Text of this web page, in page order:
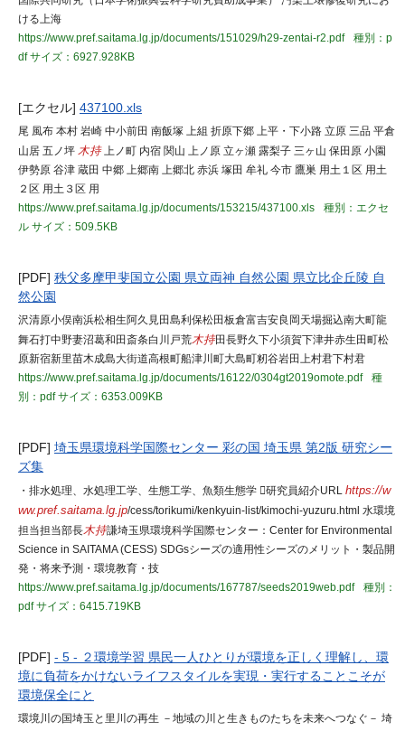
ける上海
https://www.pref.saitama.lg.jp/documents/151029/h29-zentai-r2.pdf
種別：p
dfサイズ：6927.928KB
[エクセル] 437100.xls
尾 風布 本村 岩崎 中小前田 南飯塚 上組 折原下郷 上平・下小路 立原 三品 平倉
山居 五ノ坪 木持上ノ町 内宿 関山 上ノ原 立ヶ瀬 露梨子 三ヶ山 保田原 小園
伊勢原 谷津 蔵田 中郷 上郷南 上郷北 赤浜 塚田 牟礼 今市 鷹巣 用土１区 用土
２区 用土３区 用
https://www.pref.saitama.lg.jp/documents/153215/437100.xls
種別：エクセ
ル サイズ：509.5KB
[PDF] 秩父多摩甲斐国立公園 県立両神 自然公園 県立比企丘陵 自
然公園
沢清原小俣南浜松相生阿久見田島利保松田板倉富吉安良岡天場掘込南大町龍
舞石打中野妻沼葛和田斎条白川戸荒木持田長野久下小須賀下津井赤生田町松
原新宿新里苗木成島大街道高根町船津川町大島町籾谷岩田上村君下村君
https://www.pref.saitama.lg.jp/documents/16122/0304gt2019omote.pdf
種
別：pdfサイズ：6353.009KB
[PDF] 埼玉県環境科学国際センター 彩の国 埼玉県 第2版 研究シー
ズ集
・排水処理、水処理工学、生態工学、魚類生態学 研究員紹介URL https://w
ww.pref.saitama.lg.jp/cess/torikumi/kenkyuin-list/kimochi-yuzuru.html 水環境
担当担当部長木持謙埼玉県環境科学国際センター：Center for Environmental
Science in SAITAMA (CESS) SDGsシーズの適用性シーズのメリット・製品開
発・将来予測・環境教育・技
https://www.pref.saitama.lg.jp/documents/167787/seeds2019web.pdf
種別：
pdfサイズ：6415.719KB
[PDF] - 5 - ２環境学習 県民一人ひとりが環境を正しく理解し、環
境に負荷をかけないライフスタイルを実現・実行することこそが
環境保全にと
環境川の国埼玉と里川の再生 －地域の川と生きものたちを未来へつなぐ－ 埼